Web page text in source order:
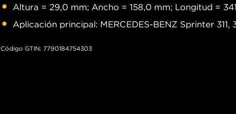
Altura = 29,0 mm; Ancho = 158,0 mm; Longitud =
Aplicación principal: MERCEDES-BENZ Sprinter 311,
Código GTIN: 7790184754303